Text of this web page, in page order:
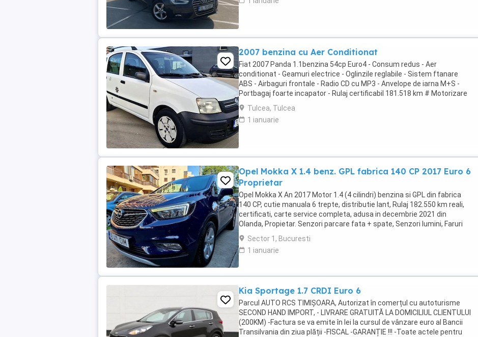
2007 benzina cu Aer Conditionat
Fiat 2007 Panda 1.1benzina 54cp Euro4 - Consum redus - Aer
conditionat - Geamuri electrice - Oglinzile reglabile - Sistem ftanare
ABS - Airbaguri frontale - Radio CD cu MP3 - Anvelope de iarna M+S -
Portbagaj foarte incapator - Rulaj certificabil 181.518 km # Motorizare
fiabila in 4 cilindri Autoturism ...
Tulcea, Tulcea
1 ianuarie
Opel Mokka X 1.4 benz. GPL fabrica 140 CP 2017 Euro 6
Proprietar
Opel Mokka X An 2017 Motor 1.4 (4 cilindri) benzina si GPL din fabrica
140 CP, cutie manuala 6 trepte, distributie lant, Rulaj 182.550 km reali,
certificati, carte service completa, adusa in decembrie 2021 din
Olanda, Propietar. Senzori parcare fata + spate, Senzori lumini, Faruri
cu becuri LED, Lumini ...
Sector 1, Bucuresti
1 ianuarie
Kia Sportage 1.7 CRDI Euro 6
Parcul AUTO RCS TIMIȘOARA, Autorizat în comerțul cu autoturisme
SECOND HAND IMPORT, - LIVRARE GRATUITĂ LA DOMICILIUL CLIENTULUI
(200KM) -Factura se va emite în lei la cursul de vânzare euro al Bancii
Transilvania din ziua plății -FISCAL -GARANȚIE !!! -Toate actele pentru